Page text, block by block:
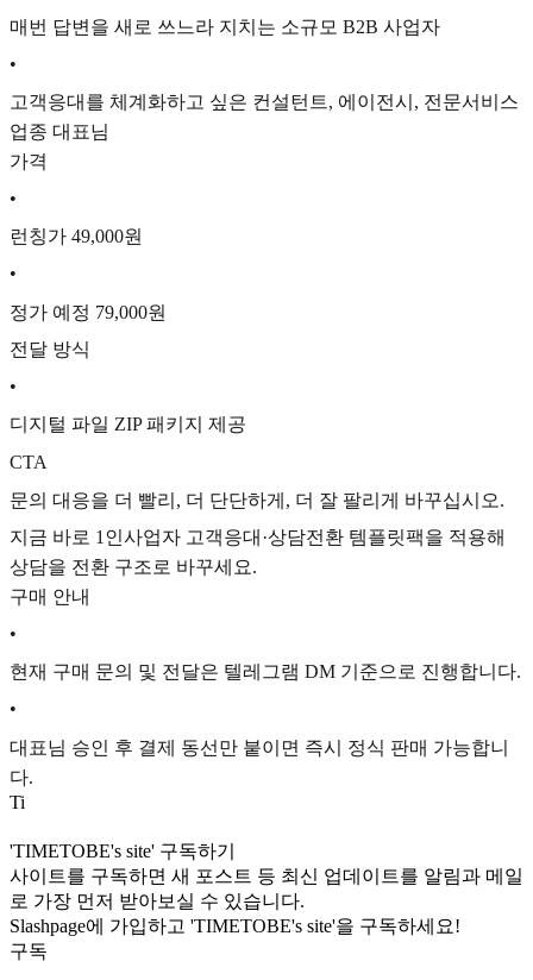
매번 답변을 새로 쓰느라 지치는 소규모 B2B 사업자
•
고객응대를 체계화하고 싶은 컨설턴트, 에이전시, 전문서비스
업종 대표님
가격
•
런칭가 49,000원
•
정가 예정 79,000원
전달 방식
•
디지털 파일 ZIP 패키지 제공
CTA
문의 대응을 더 빨리, 더 단단하게, 더 잘 팔리게 바꾸십시오.
지금 바로 1인사업자 고객응대·상담전환 템플릿팩을 적용해
상담을 전환 구조로 바꾸세요.
구매 안내
•
현재 구매 문의 및 전달은 텔레그램 DM 기준으로 진행합니다.
•
대표님 승인 후 결제 동선만 붙이면 즉시 정식 판매 가능합니
다.
Ti
'TIMETOBE's site' 구독하기
사이트를 구독하면 새 포스트 등 최신 업데이트를 알림과 메일
로 가장 먼저 받아보실 수 있습니다.
Slashpage에 가입하고 'TIMETOBE's site'을 구독하세요!
구독